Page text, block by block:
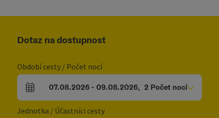
Dotaz na dostupnost
Období cesty / Počet nocí
Pole příjezdu a odjezdu
07.08.2026- 09.08.2026, 2 Počet nocí
Jednotka / Účastníci cesty